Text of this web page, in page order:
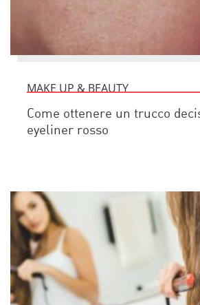
MAKE UP & BEAUTY
Come ottenere un trucco
eyeliner rosso